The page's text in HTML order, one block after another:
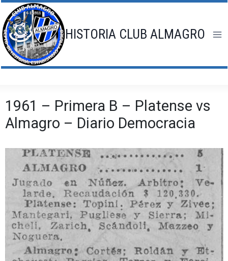
Saltar
al
contenido
HISTORIA CLUB ALMAGRO
1961 – Primera B – Platense vs
Almagro – Diario Democracia